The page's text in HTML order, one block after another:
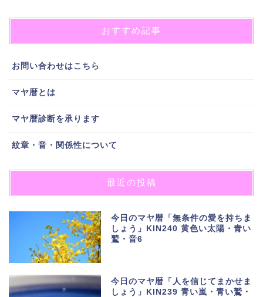
おすすめ記事
お問い合わせはこちら
マヤ暦とは
マヤ暦診断を承ります
紋章・音・関係性について
最近の投稿
今日のマヤ暦「無条件の愛を持ちま
しょう」KIN240 黄色い太陽・青い
鷲・音6
今日のマヤ暦「人を信じてまかせま
しょう」KIN239 青い嵐・青い鷲・